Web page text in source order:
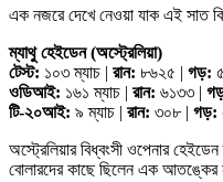
এক নজরে দেখে নেওয়া যাক এই সাত
ম্যাথু হেইডেন (অস্ট্রেলিয়া)
টেস্ট: ১০৩ ম্যাচ | রান: ৮৬২৫ | গড়:
ওডিআই: ১৬১ ম্যাচ | রান: ৬১৩৩ |
টি-২০আই: ৯ ম্যাচ | রান: ৩০৮ | গড়:
অস্ট্রেলিয়ার বিধ্বংসী ওপেনার
বোলারদের কাছে ছিলেন এক আতঙ্কের